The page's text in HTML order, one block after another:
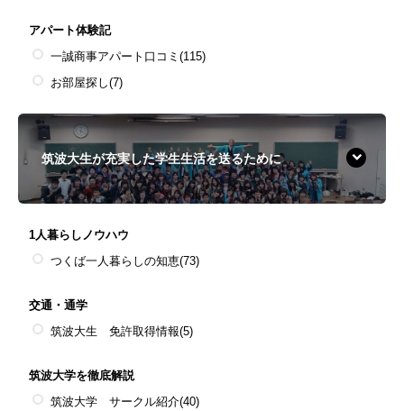
アパート体験記
一誠商事アパート口コミ (115)
お部屋探し(7)
筑波大生が充実した学生生活を送るために
1人暮らしノウハウ
つくば一人暮らしの知恵(73)
交通・通学
筑波大生 免許取得情報(5)
筑波大学を徹底解説
筑波大学 サークル紹介(40)